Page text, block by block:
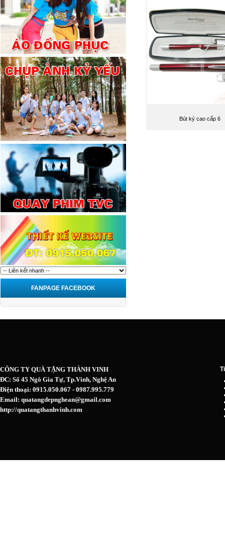
FANPAGE FACEBOOK
Bút ký cao cấp 6
CÔNG TY QUÀ TẶNG THÀNH VINH
ĐC: Số 45 Ngô Gia Tự, Tp.Vinh, Nghệ An
Điện thoại: 0915.050.067 - 0987.995.779
Email: quatangdepnghean@gmail.com
http://quatangthanhvinh.com